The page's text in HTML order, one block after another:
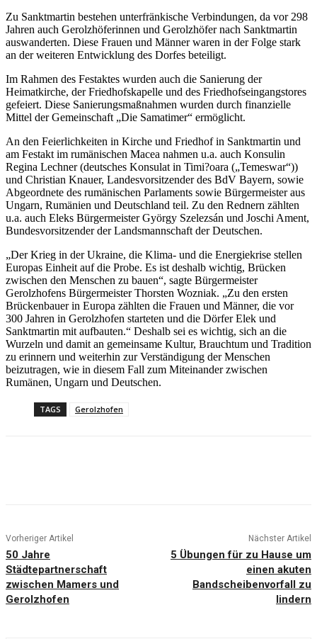
Zu Sanktmartin bestehen unterfränkische Verbindungen, da vor 298
Jahren auch Gerolzhöferinnen und Gerolzhöfer nach Sanktmartin
auswanderten. Diese Frauen und Männer waren in der Folge stark
an der weiteren Entwicklung des Dorfes beteiligt.
Im Rahmen des Festaktes wurden auch die Sanierung der
Heimatkirche, der Friedhofskapelle und des Friedhofseingangstores
gefeiert. Diese Sanierungsmaßnahmen wurden durch finanzielle
Mittel der Gemeinschaft „Die Samatimer“ ermöglicht.
An den Feierlichkeiten in Kirche und Friedhof in Sanktmartin und
am Festakt im rumänischen Macea nahmen u.a. auch Konsulin
Regina Lechner (deutsches Konsulat in Timi?oara („Temeswar“))
und Christian Knauer, Landesvorsitzender des BdV Bayern, sowie
Abgeordnete des rumänischen Parlaments sowie Bürgermeister aus
Ungarn, Rumänien und Deutschland teil. Zu den Rednern zählten
u.a. auch Eleks Bürgermeister György Szelezsán und Joschi Ament,
Bundesvorsitzender der Landsmannschaft der Deutschen.
„Der Krieg in der Ukraine, die Klima- und die Energiekrise stellen
Europas Einheit auf die Probe. Es ist deshalb wichtig, Brücken
zwischen den Menschen zu bauen“, sagte Bürgermeister
Gerolzhofens Bürgermeister Thorsten Wozniak. „Zu den ersten
Brückenbauer in Europa zählten die Frauen und Männer, die vor
300 Jahren in Gerolzhofen starteten und die Dörfer Elek und
Sanktmartin mit aufbauten.“ Deshalb sei es wichtig, sich an die
Wurzeln und damit an gemeinsame Kultur, Brauchtum und Tradition
zu erinnern und weiterhin zur Verständigung der Menschen
beizutragen, wie in diesem Fall zum Miteinander zwischen
Rumänen, Ungarn und Deutschen.
TAGS Gerolzhofen
Vorheriger Artikel
50 Jahre
Städtepartnerschaft
zwischen Mamers und
Gerolzhofen
Nächster Artikel
5 Übungen für zu Hause um
einen akuten
Bandscheibenvorfall zu
lindern